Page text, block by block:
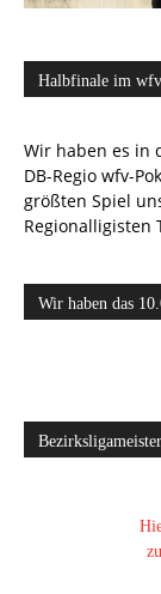
Halbfinale im
Wir haben es in
DB-Regio wfv-
größten Spiel
Regionalligisten
Wir haben das